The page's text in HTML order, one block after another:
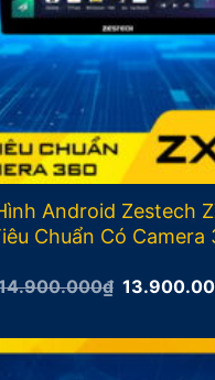
Android Zestech
Chuẩn Có Camera
₫ Giá